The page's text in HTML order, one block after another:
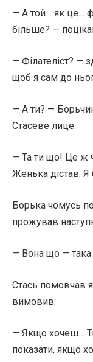
— А той… як це…
більше? —
— Філателіст? —
щоб я сам до
— А ти? —
Стасеве лице.
— Та ти що! Це ж
Женька дістав. Я
Борька чомусь
прожував
— Вона що — така
Стась помовчав
вимовив:
— Якщо хочеш…
показати, якщо